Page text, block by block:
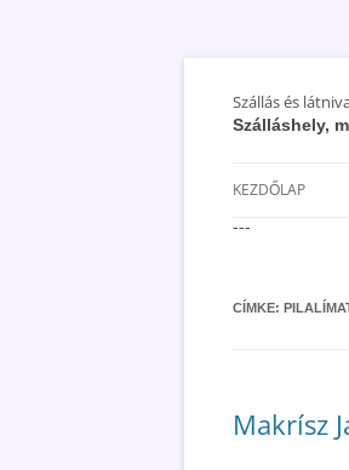
Szállás és
Szálláshely,
KEZDŐLAP
---
CÍMKE:
Makrísz